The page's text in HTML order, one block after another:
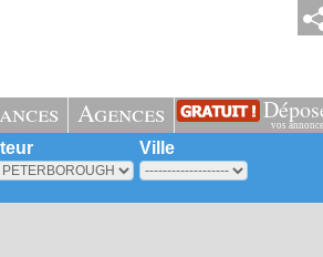
Agences vos
Ville